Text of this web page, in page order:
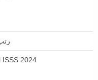
ISSS 2024